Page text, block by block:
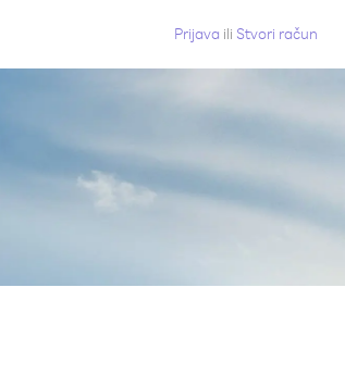
Prijava ili Stvori račun